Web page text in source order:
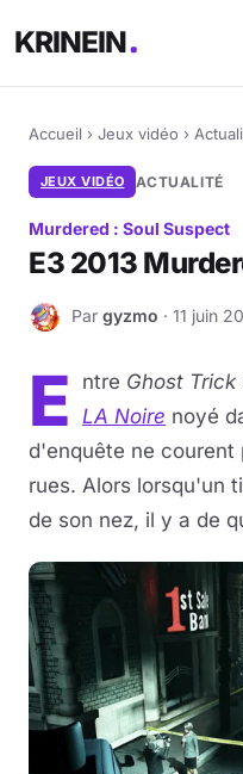
KRINEIN
Accueil › Jeux vidéo ›
JEUX VIDÉO ACTUALITÉ
Murdered : Soul Suspect
E3 2013
G Par gyzmo · 11 juin
E ntre Ghost Trick
LA Noire noyé
d'enquête ne courent
rues. Alors lorsqu'un
de son nez, il y a de